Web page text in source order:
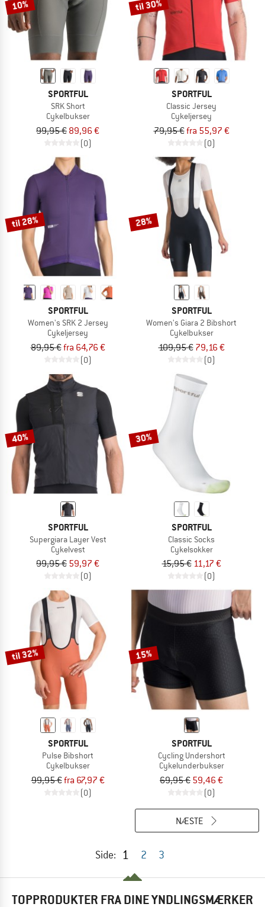
10%
SPORTFUL
SRK Short
Cykelbukser
99,95 € 89,96 €
(0)
til 30%
SPORTFUL
Classic Jersey
Cykeljersey
79,95 €fra 55,97 €
(0)
til 28%
SPORTFUL
Women's SRK 2 Jersey
Cykeljersey
89,95 €fra 64,76 €
(0)
28%
SPORTFUL
Women's Giara 2 Bibshort
Cykelbukser
109,95 € 79,16 €
(0)
40%
SPORTFUL
Supergiara Layer Vest
Cykelvest
99,95 € 59,97 €
(0)
30%
SPORTFUL
Classic Socks
Cykelsokker
15,95 € 11,17 €
(0)
til 32%
SPORTFUL
Pulse Bibshort
Cykelbukser
99,95 €fra 67,97 €
(0)
15%
SPORTFUL
Cycling Undershort
Cykelunderbukser
69,95 € 59,46 €
(0)
Side: 1 2 3
NÆSTE
TOPPRODUKTER FRA DINE YNDLINGSMÆRKER